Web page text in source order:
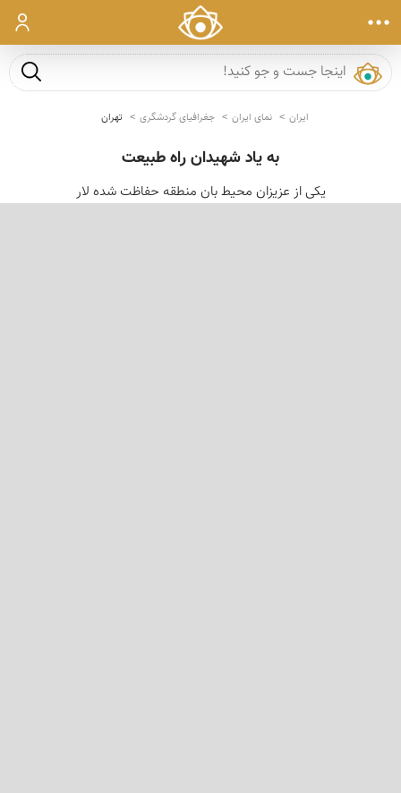
ورود
جست و
ایران نمای ایران جغرافیای گردشگری تهران
به یاد شهیدان راه طبیعت
یکی از عزیزان محیط بان منطقه حفاظت شده لار